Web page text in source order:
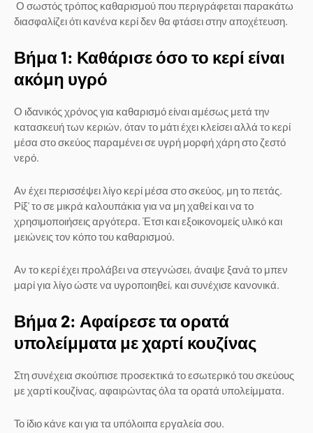
Ο σωστός τρόπος καθαρισμού που περιγράφεται παρακάτω
διασφαλίζει ότι κανένα κερί δεν θα φτάσει στην αποχέτευση.
Βήμα 1: Καθάρισε όσο το κερί είναι
ακόμη υγρό
Ο ιδανικός χρόνος για καθαρισμό είναι αμέσως μετά την
κατασκευή των κεριών, όταν το μάτι έχει κλείσει αλλά το κερί
μέσα στο σκεύος παραμένει σε υγρή μορφή χάρη στο ζεστό
νερό.
Αν έχει περισσέψει λίγο κερί μέσα στο σκεύος, μη το πετάς.
Ρίξ' το σε μικρά καλουπάκια για να μη χαθεί και να το
χρησιμοποιήσεις αργότερα. Έτσι και εξοικονομείς υλικό και
μειώνεις τον κόπο του καθαρισμού.
Αν το κερί έχει προλάβει να στεγνώσει, άναψε ξανά το μπεν
μαρί για λίγο ώστε να υγροποιηθεί, και συνέχισε κανονικά.
Βήμα 2: Αφαίρεσε τα ορατά
υπολείμματα με χαρτί κουζίνας
Στη συνέχεια σκούπισε προσεκτικά το εσωτερικό του σκεύους
με χαρτί κουζίνας, αφαιρώντας όλα τα ορατά υπολείμματα.
Το ίδιο κάνε και για τα υπόλοιπα εργαλεία σου.